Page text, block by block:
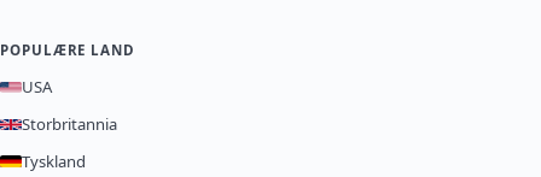
POPULÆRE LAND
USA
Storbritannia
Tyskland